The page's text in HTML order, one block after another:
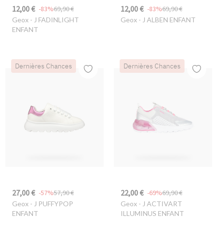
12,00 € 69,90 €
-83%
Geox- J FADINLIGHT
ENFANT
12,00 € 69,90 €
-83%
Geox- J ALBEN ENFANT
Dernières Chances
27,00 € 57,90 €
-57%
Geox- J PUFFYPOP
ENFANT
Dernières Chances
22,00 € 69,90 €
-69%
Geox- J ACTIVART
ILLUMINUS ENFANT